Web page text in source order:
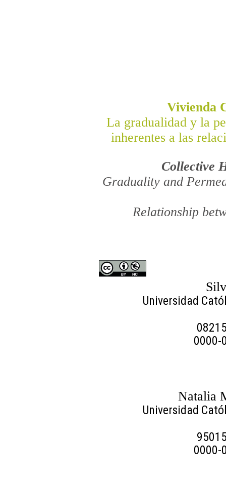
Vivienda
La gradualidad y la
inherentes a las
Collective
Graduality and
Relationship
Universidad
0000-
Natalia
Universidad
0000-